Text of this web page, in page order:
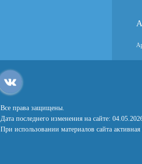
Все права защищены.
Дата последнего изменения на сайте:
При использовании материалов сайта